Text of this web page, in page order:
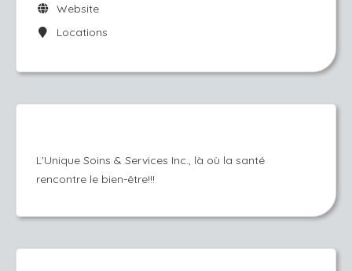
Website
Locations
L'Unique Soins & Services Inc., là où la santé
rencontre le bien-être!!!